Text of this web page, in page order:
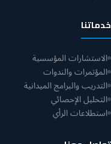
خدماتنا
الاستشارات المؤسسية
المؤتمرات والندوات
التدريب والبرامج الميدانية
التحليل الإحصائي
استطلاعات الرأي